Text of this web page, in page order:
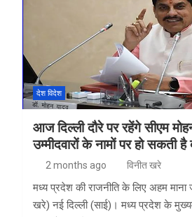
देश विदेश
आज दिल्ली दौरे पर रहेंगे सीएम
उम्मीदवारों के नामों पर हो सकती है
2 months ago विनीत खरे
मध्य प्रदेश की राजनीति के लिए अहम माना
खरे) नई दिल्ली (साई)। मध्य प्रदेश के